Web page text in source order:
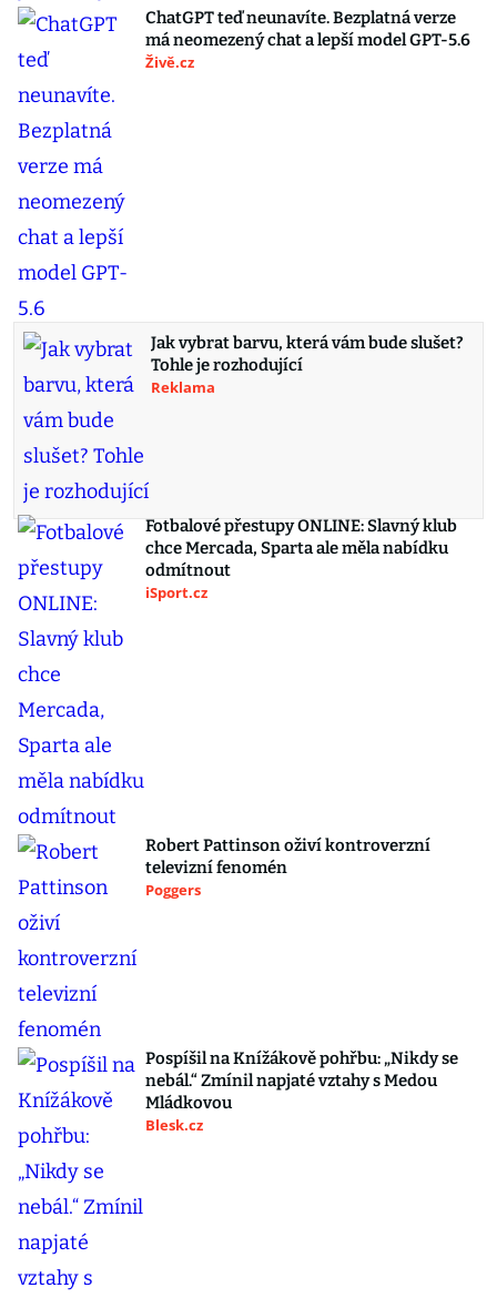
ChatGPT teď neunavíte. Bezplatná verze
má neomezený chat a lepší model GPT-5.6
Živě.cz
Jak vybrat barvu, která vám bude slušet?
Tohle je rozhodující
Reklama
Fotbalové přestupy ONLINE: Slavný klub
chce Mercada, Sparta ale měla nabídku
odmítnout
iSport.cz
Robert Pattinson oživí kontroverzní
televizní fenomén
Poggers
Pospíšil na Knížákově pohřbu: „Nikdy se
nebál.“ Zmínil napjaté vztahy s Medou
Mládkovou
Blesk.cz